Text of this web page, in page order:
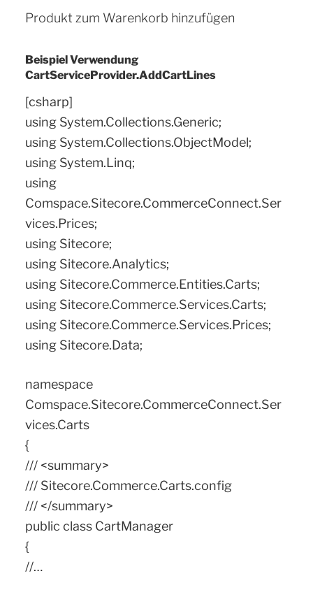
Produkt zum Warenkorb hinzufügen
Beispiel Verwendung
CartServiceProvider.AddCartLines
[csharp]
using System.Collections.Generic;
using System.Collections.ObjectModel;
using System.Linq;
using
Comspace.Sitecore.CommerceConnect.Ser
vices.Prices;
using Sitecore;
using Sitecore.Analytics;
using Sitecore.Commerce.Entities.Carts;
using Sitecore.Commerce.Services.Carts;
using Sitecore.Commerce.Services.Prices;
using Sitecore.Data;
namespace
Comspace.Sitecore.CommerceConnect.Ser
vices.Carts
{
/// <summary>
/// Sitecore.Commerce.Carts.config
/// </summary>
public class CartManager
{
//…